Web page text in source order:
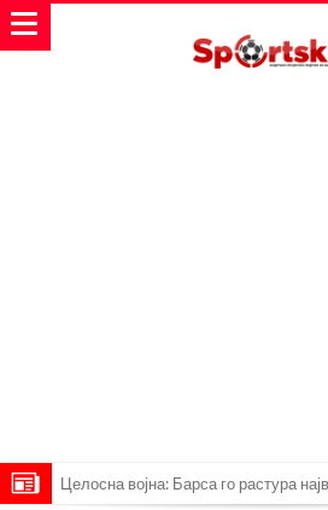
Целосна војна: Барса го растура